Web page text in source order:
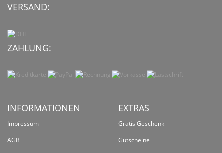
VERSAND:
ZAHLUNG:
INFORMATIONEN
Impressum
AGB
EXTRAS
Gratis Geschenk
Gutscheine